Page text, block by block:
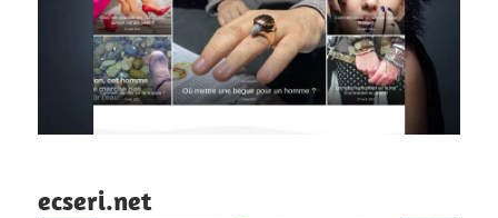
ecseri.net